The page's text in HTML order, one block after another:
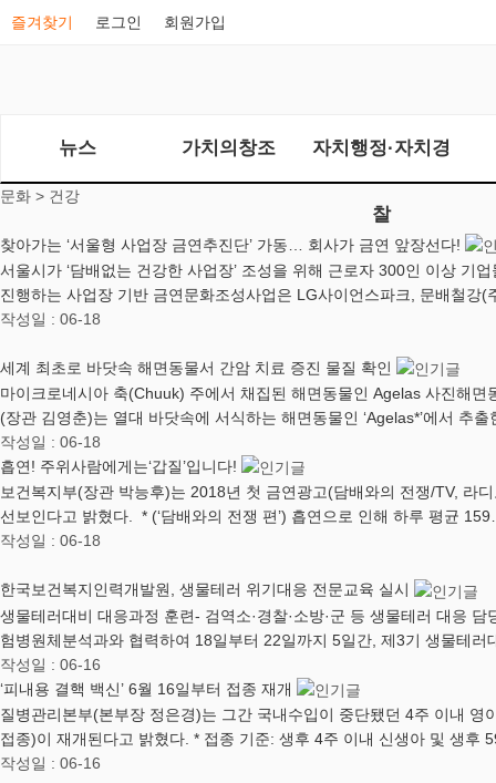
즐겨찾기 로그인 회원가입
뉴스 가치의창조 자치행정·자치경
찰
문화 > 건강
찾아가는 ‘서울형 사업장 금연추진단’ 가동… 회사가 금연 앞장선다!
서울시가 ‘담배없는 건강한 사업장’ 조성을 위해 근로자 300인 이상 기
진행하는 사업장 기반 금연문화조성사업은 LG사이언스파크, 문배철강
작성일 : 06-18
세계 최초로 바닷속 해면동물서 간암 치료 증진 물질 확인
마이크로네시아 축(Chuuk) 주에서 채집된 해면동물인 Agelas 사진해
(장관 김영춘)는 열대 바닷속에 서식하는 해면동물인 ‘Agelas*’에서 추
작성일 : 06-18
흡연! 주위사람에게는‘갑질’입니다!
보건복지부(장관 박능후)는 2018년 첫 금연광고(담배와의 전쟁/TV, 라
선보인다고 밝혔다. * (‘담배와의 전쟁 편’) 흡연으로 인해 하루 평균
작성일 : 06-18
한국보건복지인력개발원, 생물테러 위기대응 전문교육 실시
생물테러대비 대응과정 훈련- 검역소·경찰·소방·군 등 생물테러 대응
험병원체분석과와 협력하여 18일부터 22일까지 5일간, 제3기 생물테
작성일 : 06-16
‘피내용 결핵 백신’ 6월 16일부터 접종 재개
질병관리본부(본부장 정은경)는 그간 국내수입이 중단됐던 4주 이내 영
접종)이 재개된다고 밝혔다. ​* 접종 기준: 생후 4주 이내 신생아 및 생후
작성일 : 06-16